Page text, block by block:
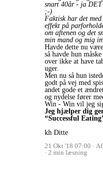
snart 40år - ja
;-)
Faktisk har det
effekt på
om aftenen og det
min mand og mig
Havde dette nu
så havde hun
over ikke at have
uger.
Men nu så hun
godt på vej med
andet gode et
og nydelse fører
Win - Win vil jeg
Jeg hjælper dig
“Successful
kh Ditte
21 Okt '18 07:00
2 min læsning